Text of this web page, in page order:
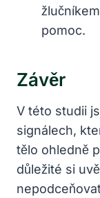
pomoc.
Závěr
V této studii
signálech,
tělo ohledně
důležité si